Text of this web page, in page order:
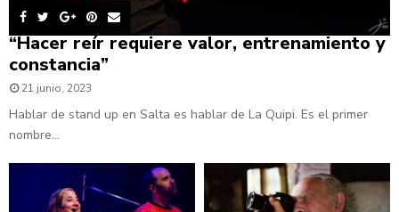
“Hacer reír requiere valor, entrenamiento y
constancia”
21 junio, 2023
Hablar de stand up en Salta es hablar de La Quipi. Es el primer
nombre...